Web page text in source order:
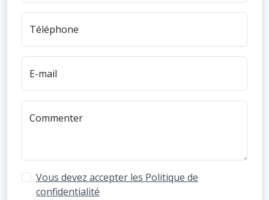
Téléphone
E-mail
Commenter
Vous devez accepter les Politique de
confidentialité